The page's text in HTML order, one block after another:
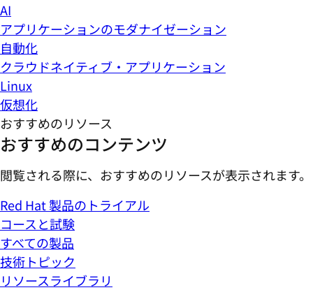
AI
アプリケーションのモダナイゼーション
自動化
クラウドネイティブ・アプリケーション
Linux
仮想化
おすすめのリソース
おすすめのコンテンツ
閲覧される際に、おすすめのリソースが表示されます。
Red Hat 製品のトライアル
コースと試験
すべての製品
技術トピック
リソースライブラリ